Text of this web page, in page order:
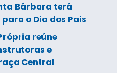
Bárbara terá
o Dia dos Pais
reúne
e
Central